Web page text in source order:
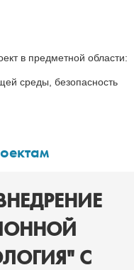
в предметной области:
среды, безопасность
С